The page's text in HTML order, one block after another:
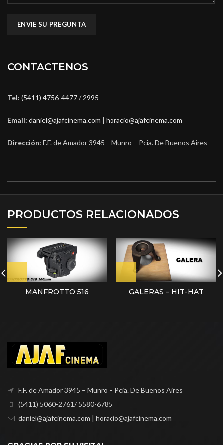
CONTACTENOS
Tel: (5411) 4756-4477/2995
Email: daniel@ajafcinema.com | horacio@ajafcinema.com
Dirección: F.F. de Amador 3945 – Munro – Pcia. De Buenos Aires
PRODUCTOS RELACIONADOS
MANFROTTO 516 GALERAS – HIT-HAT
F.F. de Amador 3945 – Munro – Pcia. De Buenos Aires
(5411) 5060-2761/ 5580-6785
daniel@ajafcinema.com | horacio@ajafcinema.com